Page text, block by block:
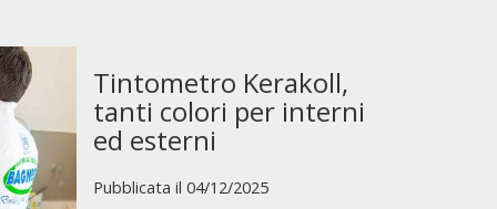
Tintometro Kerakoll,
tanti colori per interni
ed esterni
Pubblicata il 04/12/2025